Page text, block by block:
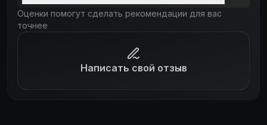
Оценки помогут сделать рекомендации для вас
точнее
Написать свой отзыв